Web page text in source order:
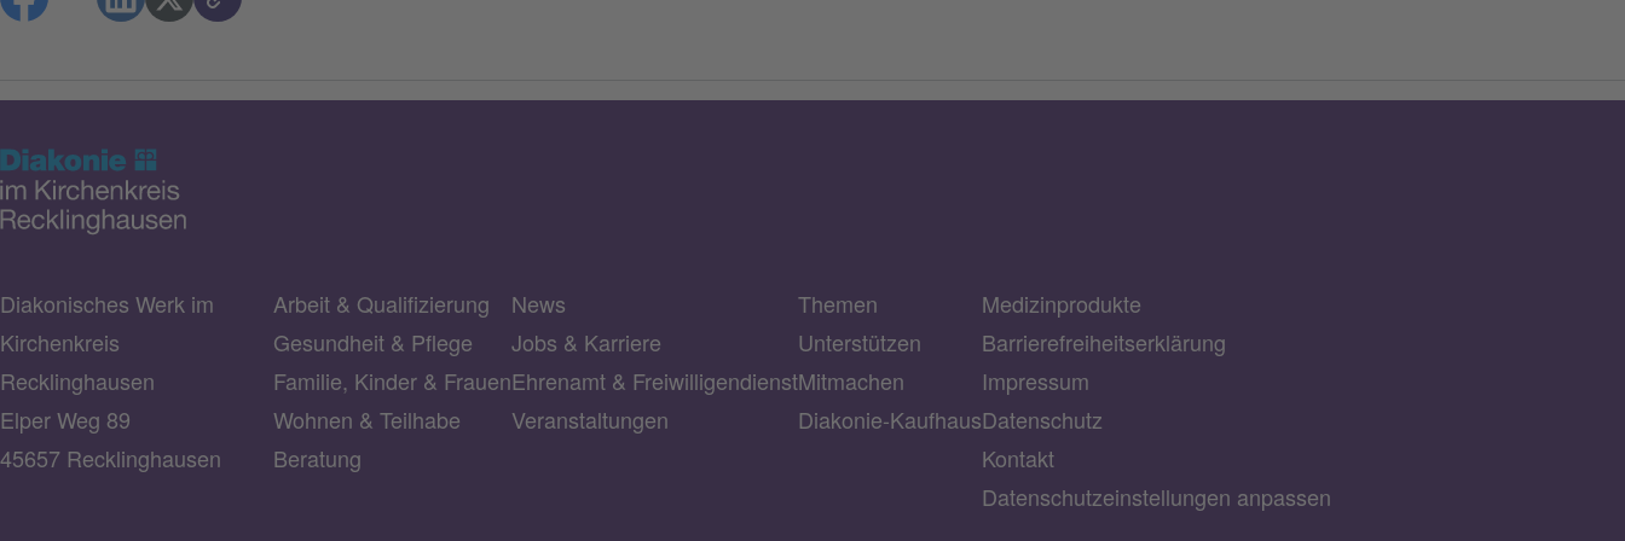
Diakonisches Werk im
Kirchenkreis
Recklinghausen
Elper Weg 89
45657 Recklinghausen
Arbeit & Qualifizierung
Gesundheit & Pflege
Familie, Kinder & Frauen
Wohnen & Teilhabe
Beratung
News
Jobs & Karriere
Ehrenamt & Freiwilligendienst
Veranstaltungen
Themen
Unterstützen
Mitmachen
Diakonie-Kaufhaus
Medizinprodukte
Barrierefreiheitserklärung
Impressum
Datenschutz
Kontakt
Datenschutzeinstellungen anpassen